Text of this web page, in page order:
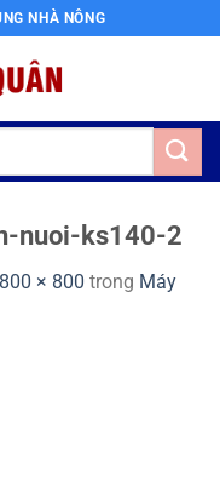
NHÀ NÔNG
nuoi-ks140-2
800 × 800 trong Máy